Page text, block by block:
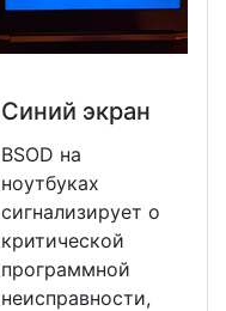
Синий экран
BSOD на
ноутбуках
сигнализирует о
критической
программной
неисправности,